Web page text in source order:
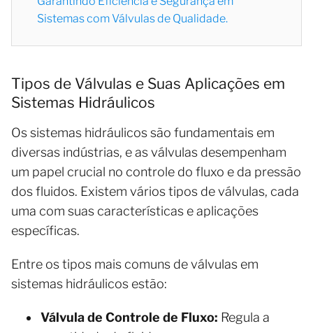
Sistemas com Válvulas de Qualidade.
Tipos de Válvulas e Suas Aplicações em
Sistemas Hidráulicos
Os sistemas hidráulicos são fundamentais em
diversas indústrias, e as válvulas desempenham
um papel crucial no controle do fluxo e da pressão
dos fluidos. Existem vários tipos de válvulas, cada
uma com suas características e aplicações
específicas.
Entre os tipos mais comuns de válvulas em
sistemas hidráulicos estão:
Válvula de Controle de Fluxo: Regula a